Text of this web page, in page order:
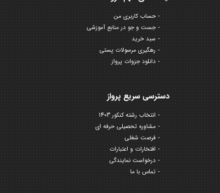
حساب کاربری من
جست و جو در منابع آموزشی
سبد خرید
رهگیری مرسولات پستی
دانلود جزوات پرواز
دسترسی سریع پرواز
انتخاب رشته کنکور 1403
مشاوره تحصیلی حرفه ای
فرصت شغلی
افتخارات و اعتبارات
درخواست نمایندگی
تماس با ما